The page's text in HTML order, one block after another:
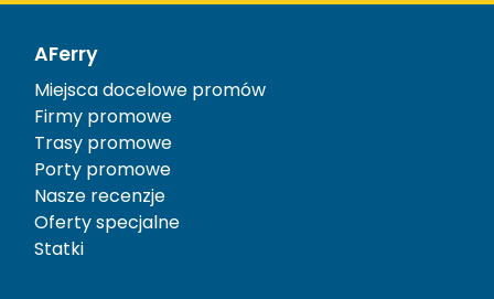
AFerry
Miejsca docelowe promów
Firmy promowe
Trasy promowe
Porty promowe
Nasze recenzje
Oferty specjalne
Statki